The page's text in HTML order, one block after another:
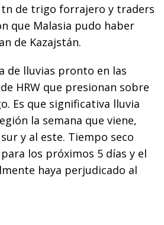
tn de trigo forrajero y traders
que Malasia pudo haber
de Kazajstán.
de lluvias pronto en las
HRW que presionan sobre
Es que significativa lluvia
la semana que viene,
y al este. Tiempo seco
los próximos 5 días y el
haya perjudicado al